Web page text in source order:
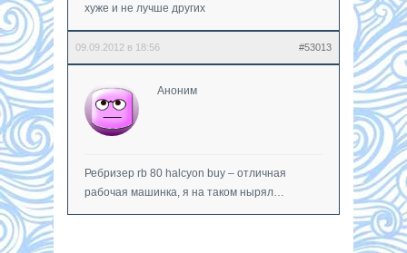
хуже и не лучше других
09.09.2012 в 18:56 #53013
Аноним
Ребризер rb 80 halcyon buy – отличная
рабочая машинка, я на таком нырял…